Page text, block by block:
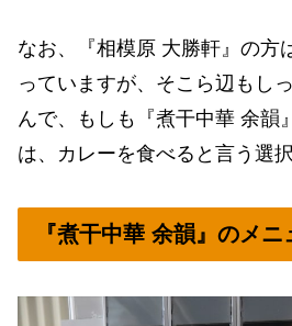
なお、『相模原 大勝軒』の方
っていますが、そこら辺もし
んで、もしも『煮干中華 余韻
は、カレーを食べると言う選
『煮干中華 余韻』のメ